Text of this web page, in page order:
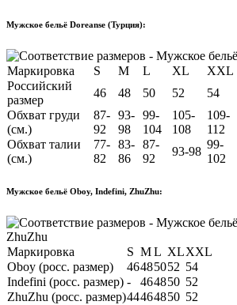
Мужское бельё Doreanse (Турция):
Маркировка S M L XL XXL
Российский
размер
46 48 50 52 54
Обхват груди
(см.)
87-
92
93-
98
99-
104
105-
108
109-
112
Обхват талии
(см.)
77-
82
83-
86
87-
92
93-98
99-
102
Мужское бельё Oboy, Indefini, ZhuZhu:
Маркировка S ML XLXXL
Oboy (росс. размер)
46485052 54
Indefini (росс. размер) - 464850 52
ZhuZhu (росс. размер)44464850 52